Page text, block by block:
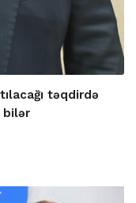
təqdirdə
bilər